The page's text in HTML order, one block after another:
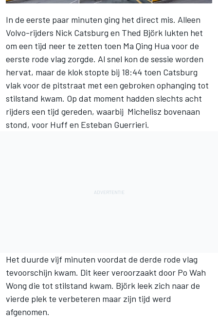
In de eerste paar minuten ging het direct mis. Alleen
Volvo-rijders Nick Catsburg en Thed Björk lukten het
om een tijd neer te zetten toen Ma Qing Hua voor de
eerste rode vlag zorgde. Al snel kon de sessie worden
hervat, maar de klok stopte bij 18:44 toen Catsburg
vlak voor de pitstraat met een gebroken ophanging tot
stilstand kwam. Op dat moment hadden slechts acht
rijders een tijd gereden, waarbij Michelisz bovenaan
stond, voor Huff en Esteban Guerrieri.
Het duurde vijf minuten voordat de derde rode vlag
tevoorschijn kwam. Dit keer veroorzaakt door Po Wah
Wong die tot stilstand kwam. Björk leek zich naar de
vierde plek te verbeteren maar zijn tijd werd
afgenomen.